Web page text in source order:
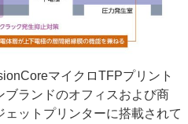
マイクロTFPプリント
ランドのオフィスおよび商
ットプリンターに搭載されて